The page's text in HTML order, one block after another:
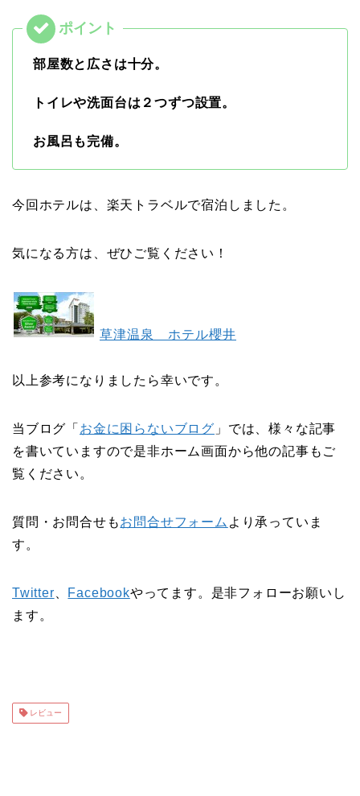
部屋数と広さは十分。
トイレや洗面台は２つずつ設置。
お風呂も完備。
今回ホテルは、楽天トラベルで宿泊しました。
気になる方は、ぜひご覧ください！
草津温泉 ホテル櫻井
以上参考になりましたら幸いです。
当ブログ「 お金に困らないブログ 」では、様々な記事
を書いていますので是非ホーム画面から他の記事もご
覧ください。
質問・お問合せもお問合せフォーム より承っていま
す。
Twitter Facebookやってます。是非フォローお願いし
ます。
レビュー